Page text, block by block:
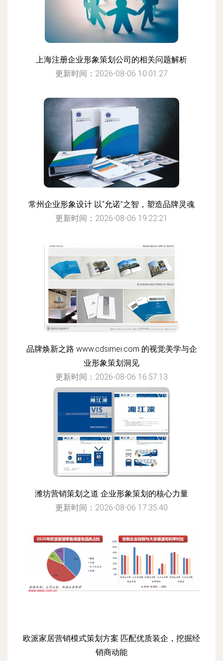
上海注册企业形象策划公司的相关问题解析
更新时间：2026-08-06 10:01:27
常州企业形象设计 以“允诺”之智，塑造品牌灵魂
更新时间：2026-08-06 19:22:21
品牌焕新之路 www.cdsimei.com 的视觉美学与企
业形象策划洞见
更新时间：2026-08-06 16:57:13
潍坊营销策划之道 企业形象策划的核心力量
更新时间：2026-08-06 17:35:40
欧派家居营销模式策划方案 匹配优质装企，挖掘经
销商动能